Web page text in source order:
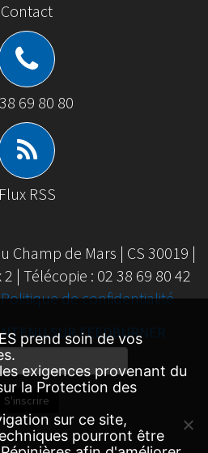
Contact
69 80 80
Flux RSS
Champ de Mars | CS 30019 |
| Télécopie : 02 38 69 80 42
Politique de confidentialité
SUR FEEDBURNER
S'inscrire
prend soin de vos
exigences provenant du
la Protection des
sur ce site,
pourront être